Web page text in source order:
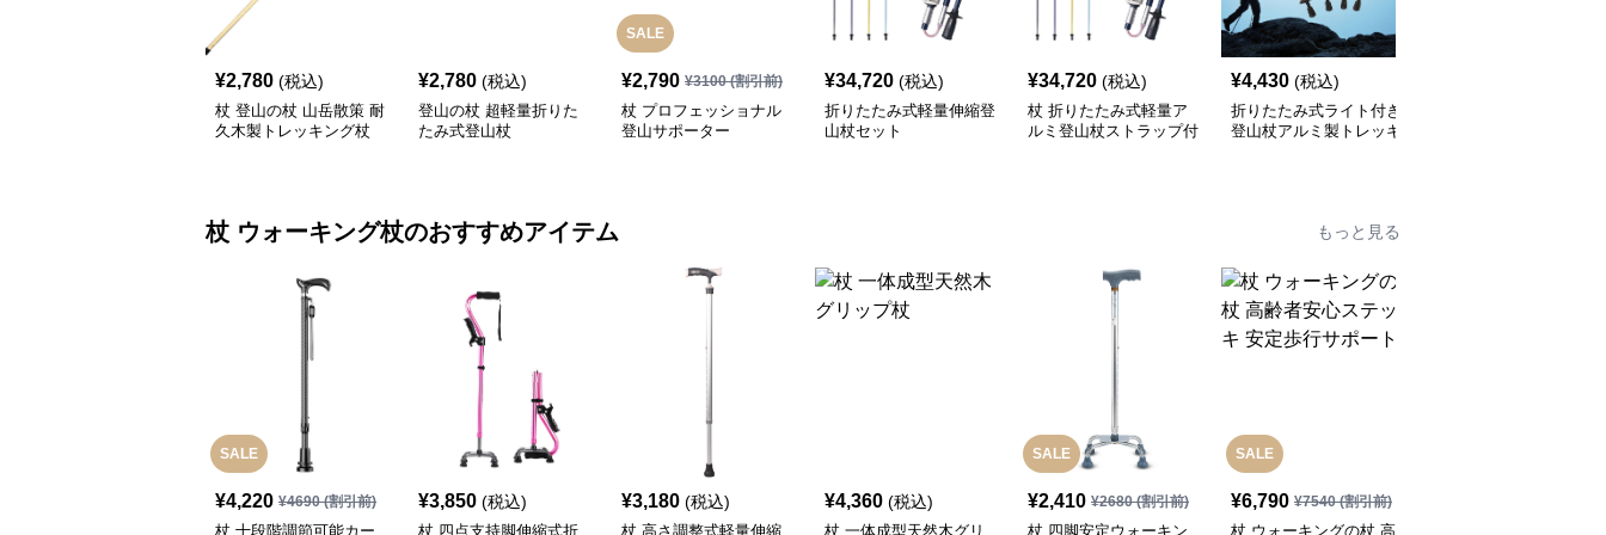
¥2,780 (税込)
杖 登山の杖 山岳散策 耐
久木製トレッキング杖
¥2,780 (税込)
登山の杖 超軽量折りた
たみ式登山杖
SALE
¥2,790 ¥3100(割引前)
杖 プロフェッショナル
登山サポーター
¥34,720 (税込)
折りたたみ式軽量伸縮登
山杖セット
¥34,720 (税込)
杖 折りたたみ式軽量ア
ルミ登山杖ストラップ付
¥4,430 (税込)
折りたたみ式ライト付き
登山杖アルミ製トレッキ
杖 ウォーキング杖のおすすめアイテム もっと見る
SALE
¥4,220 ¥4690(割引前)
杖 十段階調節可能カー
¥3,850 (税込)
杖 四点支持脚伸縮式折
¥3,180 (税込)
杖 高さ調整式軽量伸縮
¥4,360 (税込)
杖 一体成型天然木グリ
SALE
¥2,410 ¥2680(割引前)
杖 四脚安定ウォーキン
SALE
¥6,790 ¥7540(割引前)
杖 ウォーキングの杖 高